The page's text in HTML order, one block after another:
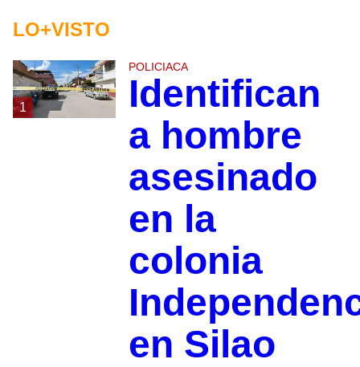
LO+VISTO
1
POLICIACA
Identifican
a hombre
asesinado
en la
colonia
en Silao